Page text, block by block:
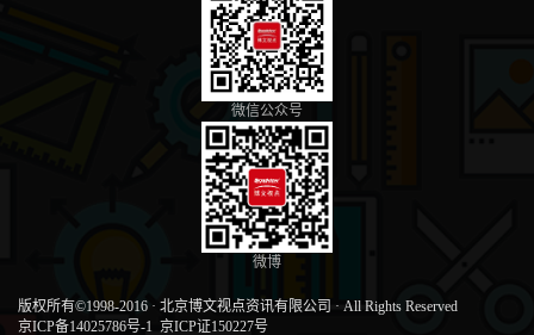
微信公众号
微博
版权所有©1998-2016 · 北京博文视点资讯有限公司 · All Rights Reserved
京ICP备14025786号-1 京ICP证150227号